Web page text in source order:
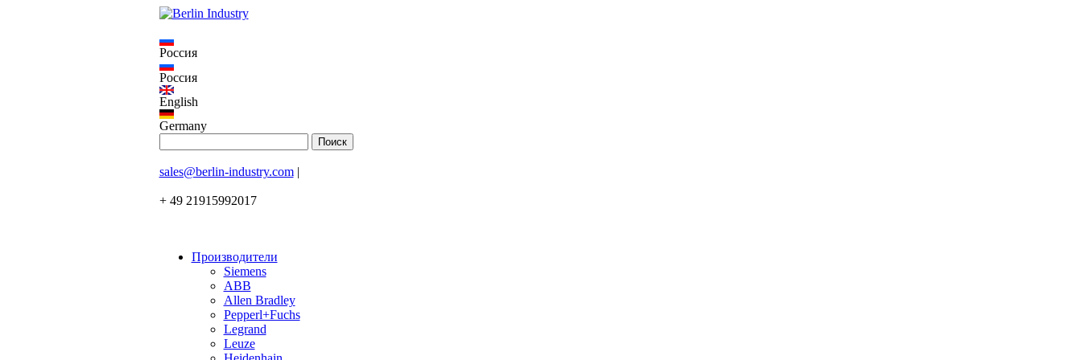
Россия
Россия
English
Germany
sales@berlin-industry.com|
+ 49 21915992017
Производители
Siemens
ABB
Allen Bradley
Pepperl+Fuchs
Legrand
Leuze